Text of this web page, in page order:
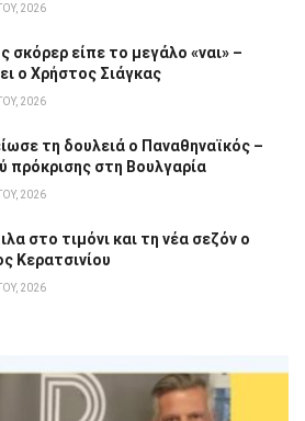
2026
σκόρερ είπε το μεγάλο «ναι» –
ο Χρήστος Σιάγκας
2026
τη δουλειά ο Παναθηναϊκός –
πρόκρισης στη Βουλγαρία
2026
στο τιμόνι και τη νέα σεζόν ο
Κερατσινίου
2026